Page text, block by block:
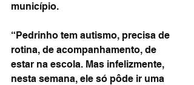
município.
“Pedrinho tem autismo, precisa de
rotina, de acompanhamento, de
estar na escola. Mas infelizmente,
nesta semana, ele só pôde ir uma